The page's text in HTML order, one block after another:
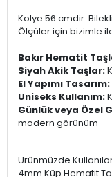
Kolye 56 cmdir.
Ölçüler için bizimle
Bakır Hematit
Siyah Akik Taşlar:
El Yapımı Tasarım:
Uniseks Kullanım:
Günlük veya Özel
modern görünüm
Ürünmüzde
4mm Küp Hematit